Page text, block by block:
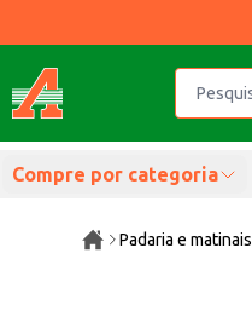
Compre por categoria
Padaria e matinais